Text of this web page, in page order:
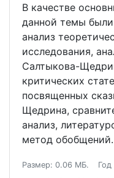
В качестве
данной темы
анализ
исследования,
Салтыкова-
критических
посвященных
Щедрина,
анализ,
метод обобщений.
Размер: 0.06 МБ. Год